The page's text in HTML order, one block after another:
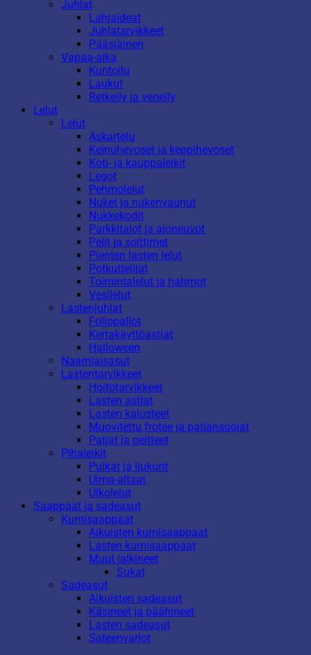
Juhlat
Lahjaideat
Juhlatarvikkeet
Pääsiäinen
Vapaa-aika
Kuntoilu
Laukut
Retkeily ja veneily
Lelut
Lelut
Askartelu
Keinuhevoset ja keppihevoset
Koti- ja kauppaleikit
Legot
Pehmolelut
Nuket ja nukenvaunut
Nukkekodit
Parkkitalot ja ajoneuvot
Pelit ja soittimet
Pienten lasten lelut
Potkuttelijat
Toimintalelut ja hahmot
Vesilelut
Lastenjuhlat
Foliopallot
Kertakäyttöastiat
Halloween
Naamiaisasut
Lastentarvikkeet
Hoitotarvikkeet
Lasten astiat
Lasten kalusteet
Muovitettu frotee ja patjansuojat
Patjat ja peitteet
Pihaleikit
Pulkat ja liukurit
Uima-altaat
Ulkolelut
Saappaat ja sadeasut
Kumisaappaat
Aikuisten kumisaappaat
Lasten kumisaappaat
Muut jalkineet
Sukat
Sadeasut
Aikuisten sadeasut
Käsineet ja päähineet
Lasten sadeasut
Sateenvarjot